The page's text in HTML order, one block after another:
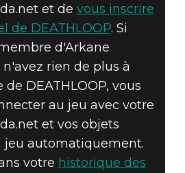
EN JEU
DANS
et de vous inscrire
de DEATHLOOP. Si
d'Arkane
rien de plus à
de DEATHLOOP, vous
au jeu avec votre
et vos objets
jeu automatiquement.
votre historique des